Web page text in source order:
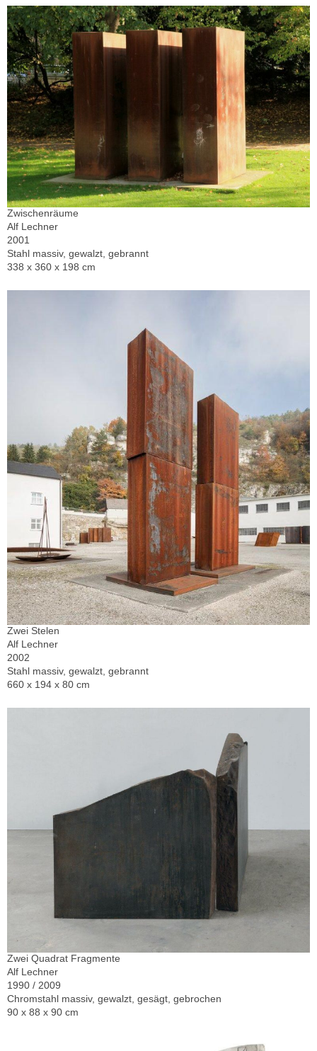
Zwischenräume
Alf Lechner
2001
Stahl massiv, gewalzt, gebrannt
338 x 360 x 198 cm
Zwei Stelen
Alf Lechner
2002
Stahl massiv, gewalzt, gebrannt
660 x 194 x 80 cm
Zwei Quadrat Fragmente
Alf Lechner
1990 / 2009
Chromstahl massiv, gewalzt, gesägt, gebrochen
90 x 88 x 90 cm